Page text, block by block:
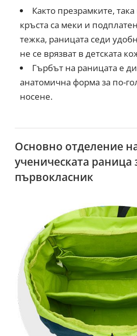
Както презрамките,
кръста са меки и
тежка, раницата седи
не се врязват в детската
Гърбът на раницата е
анатомична форма за по-
носене.
Основно отделение
ученическата раница
първокласник